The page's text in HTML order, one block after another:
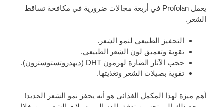
يعمل Profolan في أربعة مجالات ضرورية في مكافحة تساقط
الشعر.
التحفيز الطبيعي لنمو الشعر.
تقوية وتعميق لون الشعر الطبيعي.
حجب الآثار الضارة لهرمون DHT (ديهدروتستوسترون).
تقوية بصيلات الشعر وتغذيتها.
أهم ميزة لهذا المكمل الغذائي هو أنه يحفز نمو الشعر الجديد!